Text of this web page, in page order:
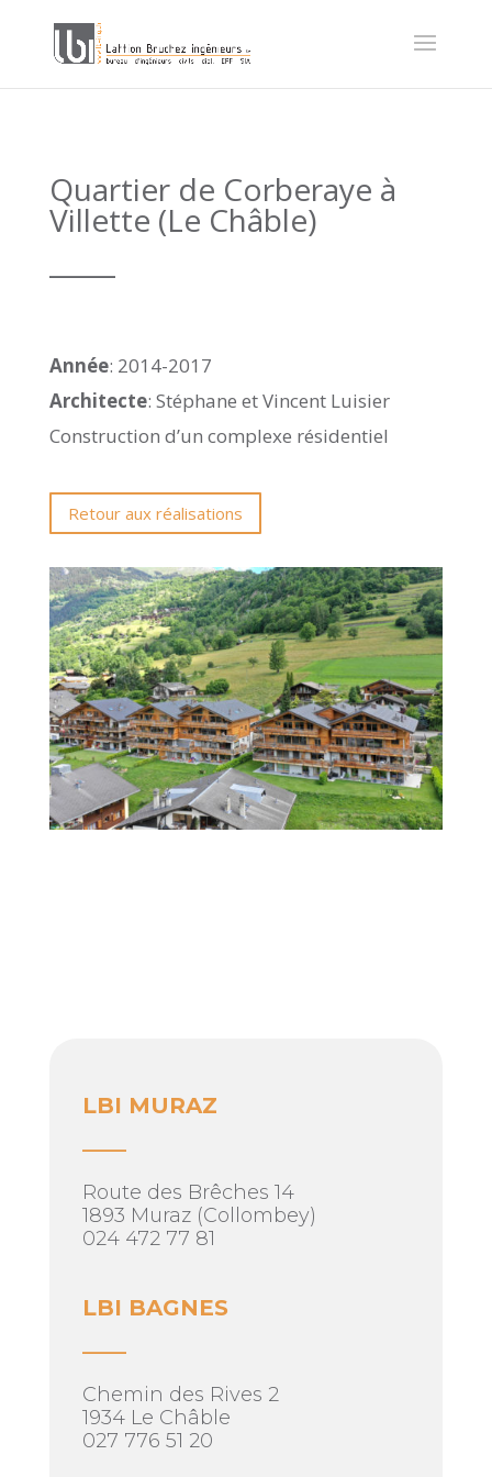
Quartier de Corberaye à
Villette (Le Châble)
Année: 2014-2017
Architecte: Stéphane et Vincent Luisier
Construction d’un complexe résidentiel
Retour aux réalisations
LBI MURAZ
Route des Brêches 14
1893 Muraz (Collombey)
024 472 77 81
LBI BAGNES
Chemin des Rives 2
1934 Le Châble
027 776 51 20